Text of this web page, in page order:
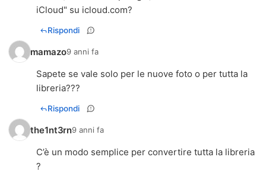
iCloud" su icloud.com?
Rispondi
mamazo9 anni fa
Sapete se vale solo per le nuove foto o per tutta la
libreria???
Rispondi
the1nt3rn9 anni fa
C’è un modo semplice per convertire tutta la libreria
?